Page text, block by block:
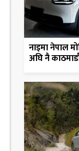
नाइमा नेपाल
अघि नै